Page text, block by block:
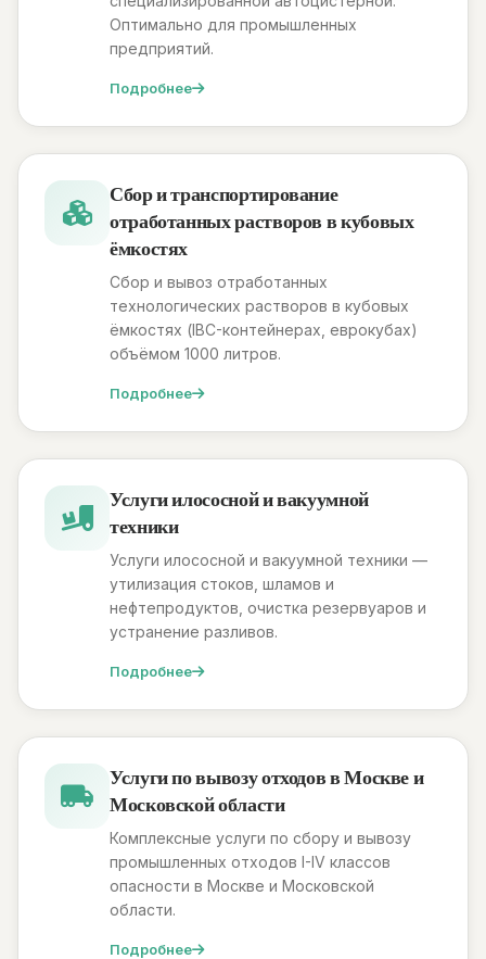
Оптимально для промышленных
предприятий.
Подробнее
Сбор и транспортирование
отработанных растворов в кубовых
ёмкостях
Сбор и вывоз отработанных
технологических растворов в кубовых
ёмкостях (IBC-контейнерах, еврокубах)
объёмом 1000 литров.
Подробнее
Услуги илососной и вакуумной
техники
Услуги илососной и вакуумной техники —
утилизация стоков, шламов и
нефтепродуктов, очистка резервуаров и
устранение разливов.
Подробнее
Услуги по вывозу отходов в Москве и
Московской области
Комплексные услуги по сбору и вывозу
промышленных отходов I-IV классов
опасности в Москве и Московской
области.
Подробнее